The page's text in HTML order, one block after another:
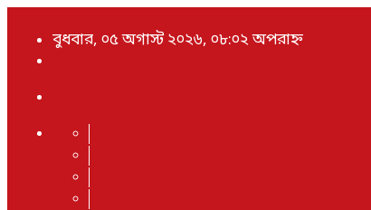
বুধবার, ০৫ অগাস্ট ২০২৬, ০৮:০২ অপরাহ্ন